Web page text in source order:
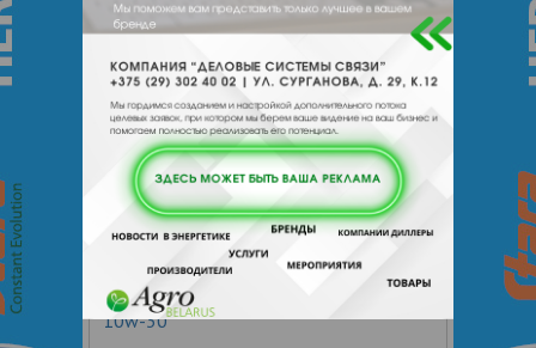
Масло моторное Favorit MOTO 4T
10w-30